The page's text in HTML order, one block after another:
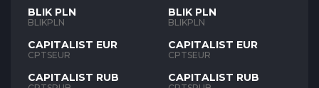
BLIK PLN
BLIKPLN
CAPITALIST EUR
CPTSEUR
CAPITALIST RUB
BLIK PLN
BLIKPLN
CAPITALIST EUR
CPTSEUR
CAPITALIST RUB